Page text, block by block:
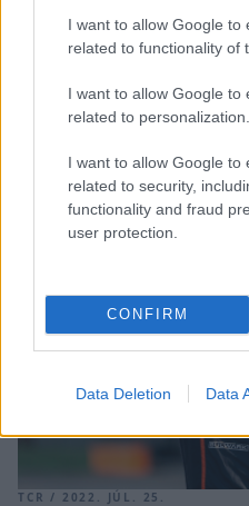
I want to allow Google to
related to functionality of
I want to allow Google to
related to personalization.
I want to allow Google to
related to security,
functionality and fraud
user protection.
CONFIRM
Data Deletion Data
pedig a Romeo Ferraris
Alfa Romeo Giulia ETCR
pilótát később a
szállították tovább
TCR / 2022. JÚL. 25.